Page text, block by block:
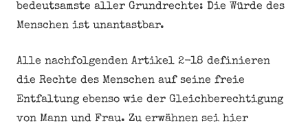
bedeutsamste aller Grundrechte: Die Würde des
Menschen ist unantastbar.
Alle nachfolgenden Artikel 2-18 definieren
die Rechte des Menschen auf seine freie
Entfaltung ebenso wie der Gleichberechtigung
von Mann und Frau. Zu erwähnen sei hier